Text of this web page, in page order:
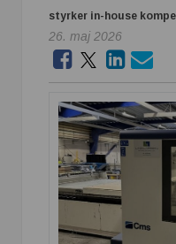
styrker in-house
26. maj 2026